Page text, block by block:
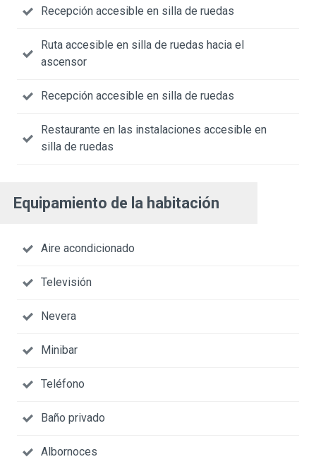
Recepción accesible en silla de ruedas
Ruta accesible en silla de ruedas hacia el
ascensor
Recepción accesible en silla de ruedas
Restaurante en las instalaciones accesible en
silla de ruedas
Equipamiento de la habitación
Aire acondicionado
Televisión
Nevera
Minibar
Teléfono
Baño privado
Albornoces